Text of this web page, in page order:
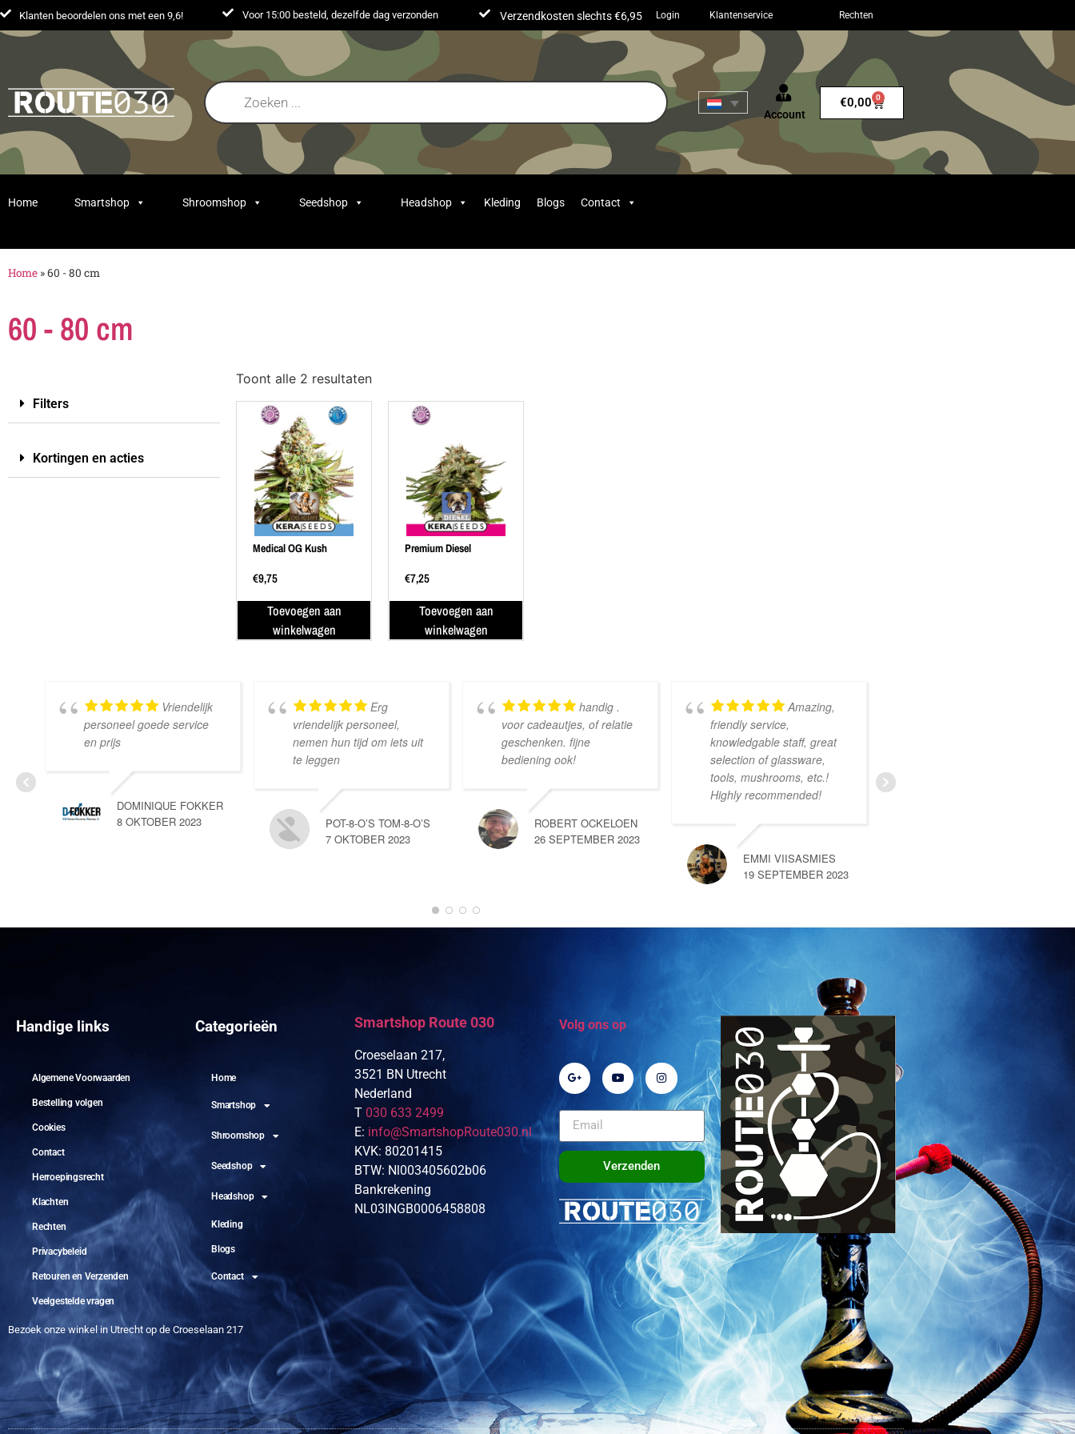
Klanten beoordelen ons met een 9,6! Voor 15:00 besteld, dezelfde dag verzonden Verzendkosten slechts €6,95 Login Klantenservice Rechten
Account
€0,00 0
Home Smartshop Shroomshop Seedshop Headshop Kleding Blogs Contact
Home »60 - 80 cm
60 - 80 cm
Filters
Kortingen en acties
Toont alle 2 resultaten
Medical OG Kush
€9,75
Toevoegen aan
winkelwagen
Premium Diesel
€7,25
Toevoegen aan
winkelwagen
Vriendelijk
personeel goede service
en prijs
DOMINIQUE FOKKER
8 OKTOBER 2023
Erg
vriendelijk personeel,
nemen hun tijd om iets uit
te leggen
POT-8-O’S TOM-8-O’S
7 OKTOBER 2023
handig .
voor cadeautjes, of relatie
geschenken. fijne
bediening ook!
ROBERT OCKELOEN
26 SEPTEMBER 2023
Amazing,
friendly service,
knowledgable staff, great
selection of glassware,
tools, mushrooms, etc.!
Highly recommended!
EMMI VIISASMIES
19 SEPTEMBER 2023
SEM VAN HEMERT
Handige links
Algemene Voorwaarden
Bestelling volgen
Cookies
Contact
Herroepingsrecht
Klachten
Rechten
Privacybeleid
Retouren en Verzenden
Veelgestelde vragen
Categorieën
Home
Smartshop
Shroomshop
Seedshop
Headshop
Kleding
Blogs
Contact
Smartshop Route 030
Croeselaan 217,
3521 BN Utrecht
Nederland
T 030 633 2499
E: info@SmartshopRoute030.nl
KVK: 80201415
BTW: Nl003405602b06
Bankrekening
NL03INGB0006458808
Volg ons op
Verzenden
Bezoek onze winkel in Utrecht op de Croeselaan 217